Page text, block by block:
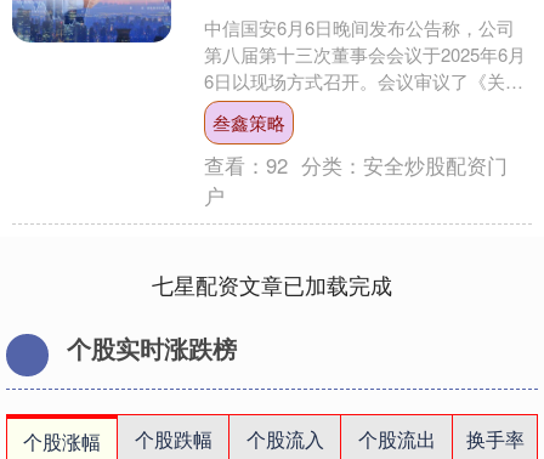
中信国安6月6日晚间发布公告称，公司
第八届第十三次董事会会议于2025年6月
6日以现场方式召开。会议审议了《关于
公司拟出售湖北广电股票的议案》等文
件。 2024....
叁鑫策略
查看：92 分类：安全炒股配资门
户
七星配资文章已加载完成
个股实时涨跌榜
个股涨幅 个股跌幅 个股流入 个股流出
换手率